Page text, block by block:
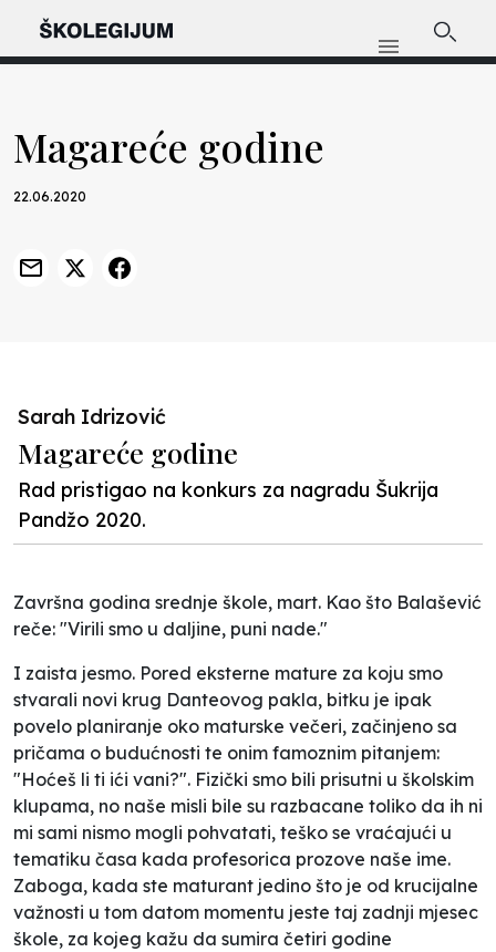
Magareće godine
22.06.2020
Sarah Idrizović
Magareće godine
Rad pristigao na konkurs za nagradu Šukrija
Pandžo 2020.
Završna godina srednje škole, mart. Kao što Balašević
reče: "Virili smo u daljine, puni nade."
I zaista jesmo. Pored eksterne mature za koju smo
stvarali novi krug Danteovog pakla, bitku je ipak
povelo planiranje oko maturske večeri, začinjeno sa
pričama o budućnosti te onim famoznim pitanjem:
"Hoćeš li ti ići vani?". Fizički smo bili prisutni u školskim
klupama, no naše misli bile su razbacane toliko da ih ni
mi sami nismo mogli pohvatati, teško se vraćajući u
tematiku časa kada profesorica prozove naše ime.
Zaboga, kada ste maturant jedino što je od krucijalne
važnosti u tom datom momentu jeste taj zadnji mjesec
škole, za kojeg kažu da sumira četiri godine